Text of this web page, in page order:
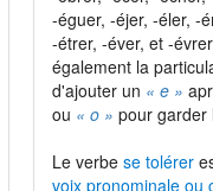
-éguer, -éjer, -éler, -
-étrer, -éver, et -
également la
d'ajouter un « e »
ou « o » pour garder
Le verbe se tolérer
voix pronominale ou